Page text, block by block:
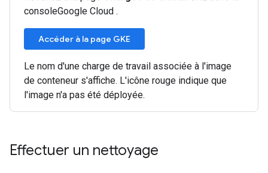
consoleGoogle Cloud .
Accéder à la page GKE
Le nom d'une charge de travail associée à l'image
de conteneur s'affiche. L'icône rouge indique que
l'image n'a pas été déployée.
Effectuer un nettoyage